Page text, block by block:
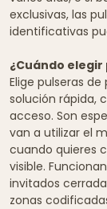
exclusivas, las
identificativas
¿Cuándo
Elige pulseras
solución rápida,
acceso. Son
van a utilizar el
cuando quieres
visible.
invitados
zonas